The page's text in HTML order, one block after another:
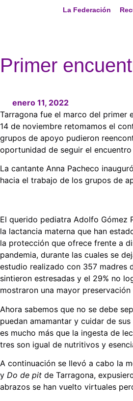
La Federación
Primer
enero 11, 2022
Tarragona fue el marco del primer
14 de noviembre retomamos el
grupos de apoyo pudieron
oportunidad de seguir el
La cantante Anna Pacheco
hacia el trabajo de los grupos de
El querido pediatra Adolfo Gómez
la lactancia materna que han
la protección que ofrece frente a
pandemia, durante las cuales se
estudio realizado con 357 madres
sintieron estresadas y el 29% no
mostraron una mayor
Ahora sabemos que no se debe
puedan amamantar y cuidar de
es mucho más que la ingesta de
tres son igual de nutritivos y
A continuación se llevó a cabo la
y Do de pit de Tarragona,
abrazos se han vuelto virtuales